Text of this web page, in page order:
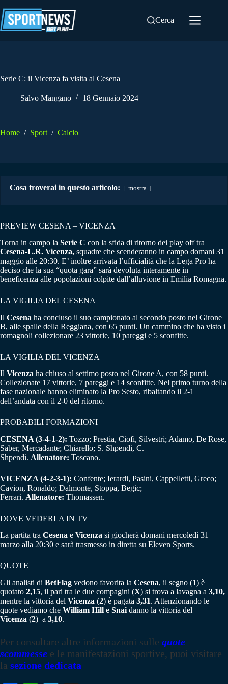
al
contenuto
Cerca
Serie C: il Vicenza fa visita al Cesena
Salvo Mangano 18 Gennaio 2024
Home / Sport / Calcio
Cosa troverai in questo articolo: mostra
PREVIEW CESENA – VICENZA
Torna in campo la Serie C con la sfida di ritorno dei play off tra
Cesena-L.R. Vicenza, squadre che scenderanno in campo domani 31
maggio alle 20:30. E’ inoltre arrivata l’ufficialità che la Lega Pro ha
deciso che la sua “quota gara” sarà devoluta interamente in
beneficenza alle popolazioni colpite dall’alluvione in Emilia Romagna.
LA VIGILIA DEL CESENA
Il Cesena ha concluso il suo campionato al secondo posto nel Girone
B, alle spalle della Reggiana, con 65 punti. Un cammino che ha visto i
romagnoli collezionare 23 vittorie, 10 pareggi e 5 sconfitte.
LA VIGILIA DEL VICENZA
Il Vicenza ha chiuso al settimo posto nel Girone A, con 58 punti.
Collezionate 17 vittorie, 7 pareggi e 14 sconfitte. Nel primo turno della
fase nazionale hanno eliminato la Pro Sesto, ribaltando il 2-1
dell’andata con il 2-0 del ritorno.
PROBABILI FORMAZIONI
CESENA (3-4-1-2): Tozzo; Prestia, Ciofi, Silvestri; Adamo, De Rose,
Saber, Mercadante; Chiarello; S. Shpendi, C.
Shpendi. Allenatore: Toscano.
VICENZA (4-2-3-1): Confente; Ierardi, Pasini, Cappelletti, Greco;
Cavion, Ronaldo; Dalmonte, Stoppa, Begic;
Ferrari. Allenatore: Thomassen.
DOVE VEDERLA IN TV
La partita tra Cesena e Vicenza si giocherà domani mercoledì 31
marzo alla 20:30 e sarà trasmesso in diretta su Eleven Sports.
QUOTE
Gli analisti di BetFlag vedono favorita la Cesena, il segno (1) è
quotato 2,15, il pari tra le due compagini (X) si trova a lavagna a 3,10,
mentre la vittoria del Vicenza (2) è pagata 3,31. Attenzionando le
quote vediamo che William Hill e Snai danno la vittoria del
Vicenza (2) a 3,10.
Per consultare altre informazioni sulle quote
scommesse e le manifestazioni sportive, puoi visitare
la sezione dedicata